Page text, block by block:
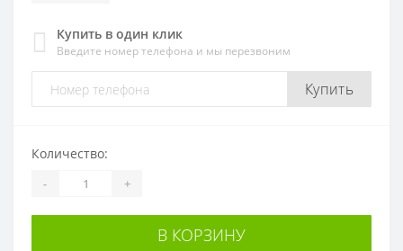
Купить в один клик
Введите номер телефона и мы перезвоним
Купить
Количество:
- +
В КОРЗИНУ